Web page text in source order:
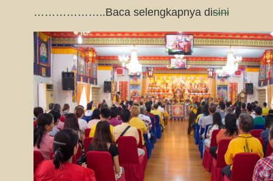
………………..Baca selengkapnya disini